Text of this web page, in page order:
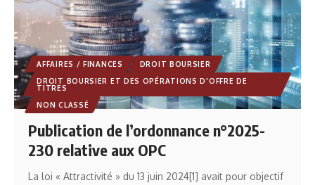
AFFAIRES / FINANCES
DROIT BOURSIER
DROIT BOURSIER ET DES OPÉRATIONS D'OFFRE DE
TITRES
NON CLASSÉ
Publication de l’ordonnance n°2025-
230 relative aux OPC
La loi « Attractivité » du 13 juin 2024[1] avait pour objectif